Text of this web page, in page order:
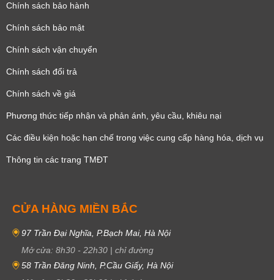
Chính sách bảo hành
Chính sách bảo mật
Chính sách vận chuyển
Chính sách đổi trả
Chính sách về giá
Phương thức tiếp nhận và phản ánh, yêu cầu, khiêu nại
Các điều kiện hoặc hạn chế trong việc cung cấp hàng hóa, dịch vụ
Thông tin các trang TMĐT
CỬA HÀNG MIỀN BẮC
97 Trần Đại Nghĩa, P.Bạch Mai, Hà Nội
Mở cửa: 8h30 - 22h30 | chỉ đường
58 Trần Đăng Ninh, P.Cầu Giấy, Hà Nội